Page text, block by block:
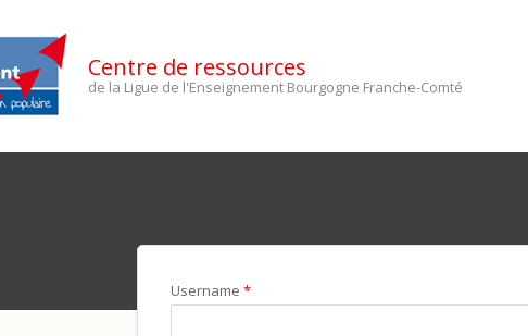
Centre de ressources
de la Ligue de l'Enseignement Bourgogne Franche-Comté
Username *